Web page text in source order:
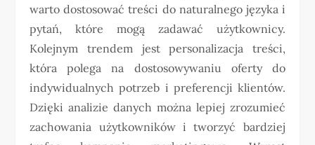
warto dostosować treści do naturalnego języka i
pytań, które mogą zadawać użytkownicy.
Kolejnym trendem jest personalizacja treści,
która polega na dostosowywaniu oferty do
indywidualnych potrzeb i preferencji klientów.
Dzięki analizie danych można lepiej zrozumieć
zachowania użytkowników i tworzyć bardziej